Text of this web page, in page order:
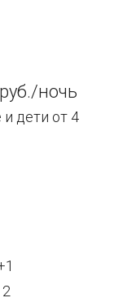
ночь
дети от 4
2